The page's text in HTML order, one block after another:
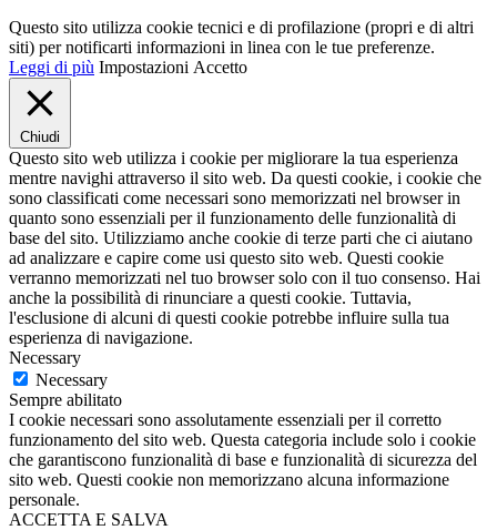
Questo sito utilizza cookie tecnici e di profilazione (propri e di altri
siti) per notificarti informazioni in linea con le tue preferenze.
Leggi di più Impostazioni Accetto
Chiudi
Questo sito web utilizza i cookie per migliorare la tua esperienza
mentre navighi attraverso il sito web. Da questi cookie, i cookie che
sono classificati come necessari sono memorizzati nel browser in
quanto sono essenziali per il funzionamento delle funzionalità di
base del sito. Utilizziamo anche cookie di terze parti che ci aiutano
ad analizzare e capire come usi questo sito web. Questi cookie
verranno memorizzati nel tuo browser solo con il tuo consenso. Hai
anche la possibilità di rinunciare a questi cookie. Tuttavia,
l'esclusione di alcuni di questi cookie potrebbe influire sulla tua
esperienza di navigazione.
Necessary
Necessary
Sempre abilitato
I cookie necessari sono assolutamente essenziali per il corretto
funzionamento del sito web. Questa categoria include solo i cookie
che garantiscono funzionalità di base e funzionalità di sicurezza del
sito web. Questi cookie non memorizzano alcuna informazione
personale.
ACCETTA E SALVA